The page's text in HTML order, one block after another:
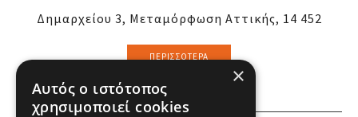
Δημαρχείου 3, Μεταμόρφωση Αττικής, 14 452
ΠΕΡΙΣΣΌΤΕΡΑ
×
Αυτός ο ιστότοπος
χρησιμοποιεί cookies